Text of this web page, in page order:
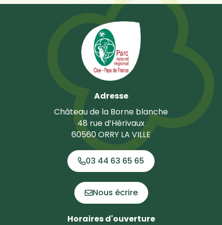
Adresse
Château de la Borne blanche
48 rue d’Hérivaux
60560 ORRY LA VILLE
03 44 63 65 65
Nous écrire
Horaires d'ouverture